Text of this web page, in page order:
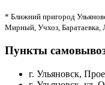
* Ближний пригород
Мирный, Учхоз, Баратаевка,
Пункты
г. Ульяновск,